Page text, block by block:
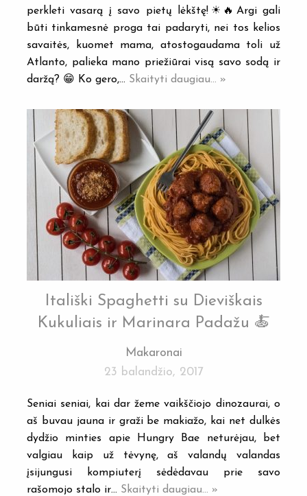
perkleti vasarą į savo pietų lėkštę!☀🔥Argi gali
būti tinkamesnė proga tai padaryti, nei tos kelios
savaitės, kuomet mama, atostogaudama toli už
Atlanto, palieka mano priežiūrai visą savo sodą ir
daržą? 😁 Ko gero,… Skaityti daugiau... »
Itališki Spaghetti su Dieviškais
Kukuliais ir Marinara Padažu 🍝
Makaronai
23 balandžio, 2017
Seniai seniai, kai dar žeme vaikščiojo dinozaurai, o
aš buvau jauna ir graži be makiažo, kai net dulkės
dydžio minties apie Hungry Bae neturėjau, bet
valgiau kaip už tėvynę, aš valandų valandas
įsijungusi kompiuterį sėdėdavau prie savo
rašomojo stalo ir… Skaityti daugiau... »